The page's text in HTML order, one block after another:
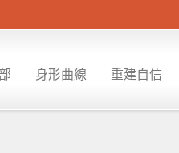
身形曲線 重建自信